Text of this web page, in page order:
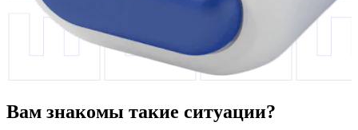
Вам знакомы такие ситуации?